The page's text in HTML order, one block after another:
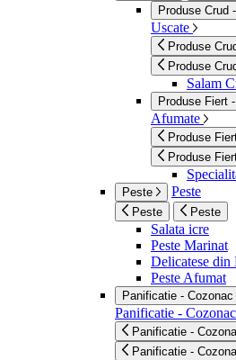
Produse Crud
Uscate
Produse
Produse
Salam
Produse Fiert
Afumate
Produse
Produse
Peste Peste
Peste Peste
Salata icre
Peste Marinat
Delicatese din
Peste Afumat
Panificatie -
Panificatie -
Panificatie -
Panificatie -